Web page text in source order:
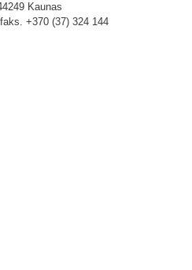
Kaunas
+370 (37) 324 144